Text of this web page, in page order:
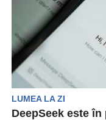
LUMEA LA ZI
DeepSeek este